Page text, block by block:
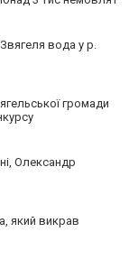
вода у р.
громади
Олександр
який викрав